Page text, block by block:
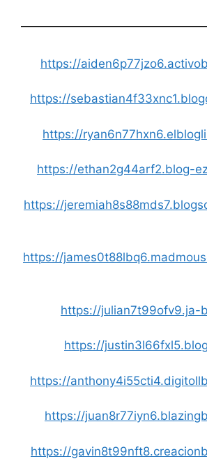
https://
https://
https://
https://ethan2g44arf2.blog-
https://
https://
https://julian7t99ofv9.ja-
https://
https://
https://
https://